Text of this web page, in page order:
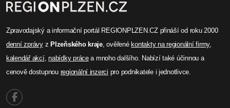
Zpravodajský a informační portál REGIONPLZEN.CZ přináší od roku 2000
denní zprávyz Plzeňského kraje, ověřené kontakty na regionální firmy,
kalendář akcí,nabídky prácea mnoho dalšího. Nabízí také účinnou a
cenově dostupnou regionální inzerci pro podnikatele i jednotlivce.